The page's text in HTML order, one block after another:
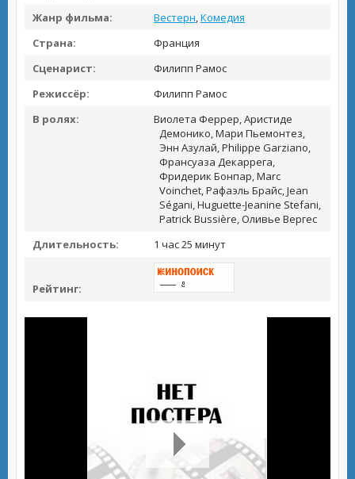
Жанр фильма:
Вестерн,Комедия
Страна:
Франция
Сценарист:
Филипп Рамос
Режиссёр:
Филипп Рамос
В ролях:
Виолета Феррер, Аристиде
Демонико, Мари Пьемонтез,
Энн Азулай, Philippe Garziano,
Франсуаза Декаррега,
Фридерик Бонпар, Marc
Voinchet, Рафаэль Брайс, Jean
Ségani, Huguette-Jeanine Stefani,
Patrick Bussière, Оливье Вергес
Длительность:
1 час 25 минут
Рейтинг: